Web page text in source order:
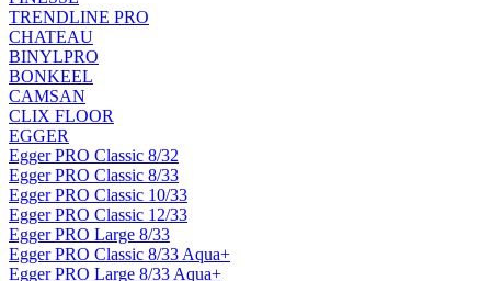
TRENDLINE PRO
CHATEAU
BINYLPRO
BONKEEL
CAMSAN
CLIX FLOOR
EGGER
Egger PRO Classic 8/32
Egger PRO Classic 8/33
Egger PRO Classic 10/33
Egger PRO Classic 12/33
Egger PRO Large 8/33
Egger PRO Classic 8/33 Aqua+
Egger PRO Large 8/33 Aqua+